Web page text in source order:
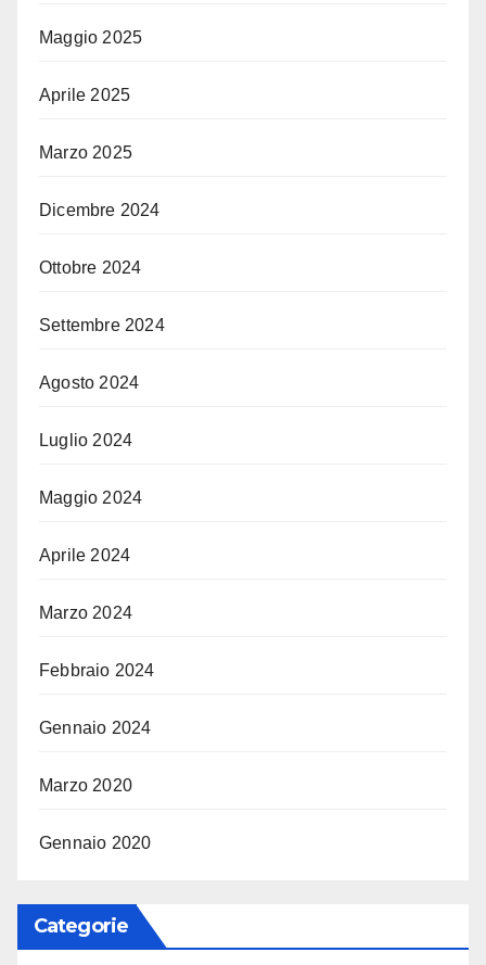
Maggio 2025
Aprile 2025
Marzo 2025
Dicembre 2024
Ottobre 2024
Settembre 2024
Agosto 2024
Luglio 2024
Maggio 2024
Aprile 2024
Marzo 2024
Febbraio 2024
Gennaio 2024
Marzo 2020
Gennaio 2020
Categorie